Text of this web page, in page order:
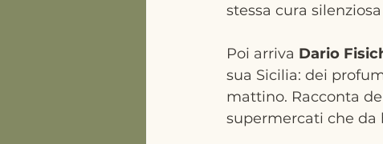
stessa cura
Poi arriva Dario
sua Sicilia: dei
mattino. Racconta
supermercati che da